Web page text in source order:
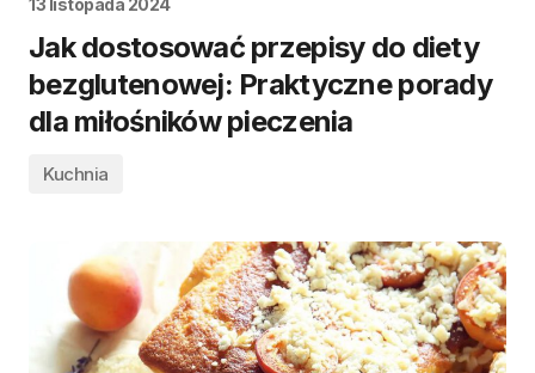
13 listopada 2024
Jak dostosować przepisy do diety
bezglutenowej: Praktyczne porady
dla miłośników pieczenia
Kuchnia